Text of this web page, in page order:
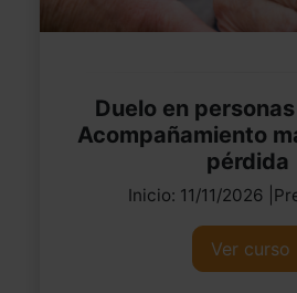
Duelo en
Acompañamiento
pérdida
Inicio: 11/11/2026
Ver curso